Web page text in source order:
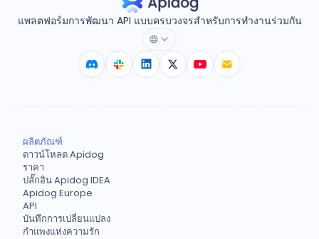
แพลตฟอร์มการพัฒนา API แบบครบวงจรสำหรับการทำงานร่วมกัน
ผลิตภัณฑ์
ดาวน์โหลด Apidog
ราคา
ปลั๊กอิน Apidog IDEA
Apidog Europe
API
บันทึกการเปลี่ยนแปลง
กำแพงแห่งความรัก